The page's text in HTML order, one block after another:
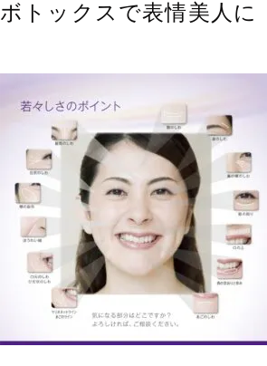
ボトックスで表情美人に